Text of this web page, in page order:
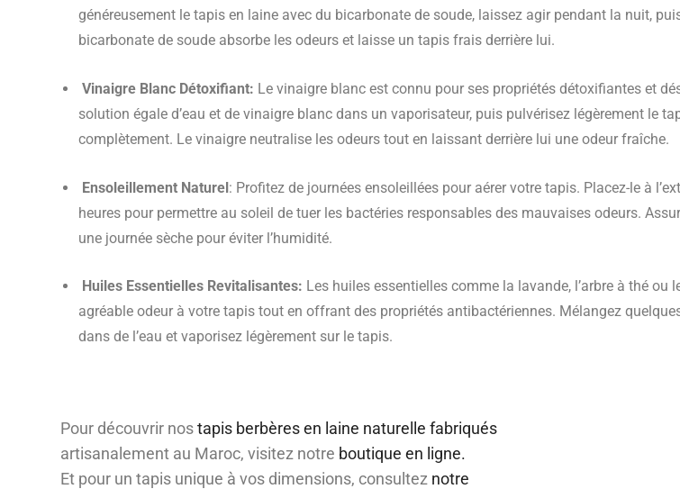
généreusement le tapis en laine avec du bicarbonate de soude, laissez agir pendant la nuit,
bicarbonate de soude absorbe les odeurs et laisse un tapis frais derrière lui.
Vinaigre Blanc Détoxifiant: Le vinaigre blanc est connu pour ses propriétés détoxifiantes et
solution égale d’eau et de vinaigre blanc dans un vaporisateur, puis pulvérisez légèrement le
complètement. Le vinaigre neutralise les odeurs tout en laissant derrière lui une odeur fraîche.
Ensoleillement Naturel: Profitez de journées ensoleillées pour aérer votre tapis. Placez-le à
heures pour permettre au soleil de tuer les bactéries responsables des mauvaises odeurs.
une journée sèche pour éviter l’humidité.
Huiles Essentielles Revitalisantes: Les huiles essentielles comme la lavande, l’arbre à thé ou
agréable odeur à votre tapis tout en offrant des propriétés antibactériennes. Mélangez
dans de l’eau et vaporisez légèrement sur le tapis.
Pour découvrir nostapis berbères en laine naturelle fabriqués
artisanalement au Maroc, visitez notre boutique en ligne.
Et pour un tapis unique à vos dimensions, consultez notre